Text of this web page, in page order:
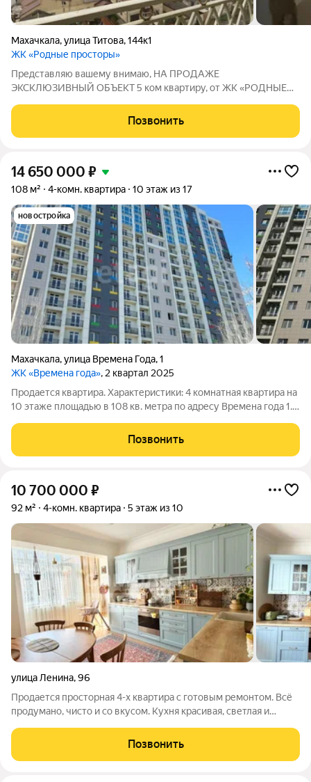
Махачкала,улица Титова,144к1
ЖК «Родные просторы»
Представляю вашему внимаю, НА ПРОДАЖЕ
ЭКСКЛЮЗИВНЫЙ ОБЪЕКТ 5 ком квартиру, от ЖК «РОДНЫЕ
отделкой - это хороший повод сразу начать собственный
ремонт, воплощая в реальность все свои дизайнерские идеи. В
Позвонить
14 650 000 ₽
108 м² 4-комн. квартира 10 этаж из 17
новостройка
Махачкала,улица Времена Года,1
ЖК «Времена года», 2 квартал 2025
Продается квартира. Характеристики: 4 комнатная квартира на
10 этаже площадью в 108 кв. метра по адресу Времена года 1.
электропроводка, штукатурка и стяжка полов выполнены.
Планировка квартиры
Позвонить
10 700 000 ₽
92 м² 4-комн. квартира 5 этаж из 10
улица Ленина,96
Продается просторная 4-х квартира с готовым ремонтом. Всё
продумано, чисто и со вкусом. Кухня красивая, светлая и
этажей Год постройки 2019 Резервуар с водой Закрытый
охраняемый двор Детская
Позвонить